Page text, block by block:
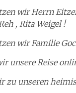
wir Herrn
, Rita Weigel !
wir Familie
unsere Reise
zu unseren